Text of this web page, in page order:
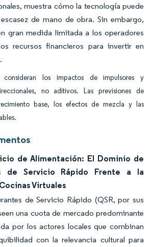
muestra cómo la tecnología puede
de mano de obra. Sin embargo,
gran medida limitada a los operadores
recursos financieros para invertir en
consideran los impactos de impulsores y
no aditivos. Las previsiones de
base, los efectos de mezcla y las
de Alimentación: El Dominio de
de Servicio Rápido Frente a la
Virtuales
de Servicio Rápido (QSR, por sus
una cuota de mercado predominante
por los actores locales que combinan
con la relevancia cultural para